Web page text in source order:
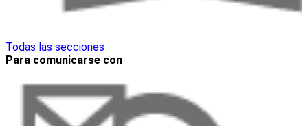
Todas las secciones
Para comunicarse con